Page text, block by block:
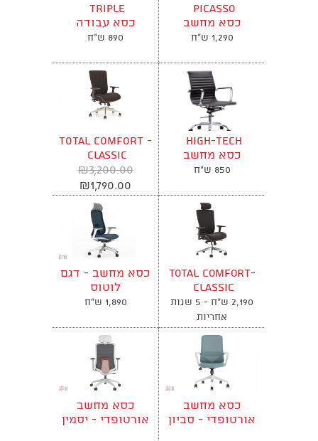
Picasso
כסא מחשב
אורטופדי
1,290 ש"ח
triple
כסא עבודה
אורטופדי
890 ש"ח
HIGH-TECH
כסא מחשב
אורטופדי במגוון
850 ש"ח
TOTAL COMFORT -
CLASSIC
כסא מחשב
ארגונומי
₪3,200.00
₪1,790.00
Total Comfort-
Classic
כסא עבודה
אורטופדי
2,190 ש"ח - 5 שנות
אחריות
כסא מחשב - דגם
לוטוס
1,890 ש"ח
כסא מחשב
אורטופדי - סביון
כסא מחשב
אורטופדי - יסמין